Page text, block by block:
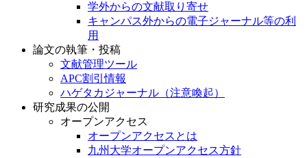
学外からの文献取り寄せ
キャンパス外からの電子ジャーナル等の利
用
論文の執筆・投稿
文献管理ツール
APC割引情報
ハゲタカジャーナル（注意喚起）
研究成果の公開
オープンアクセス
オープンアクセスとは
九州大学オープンアクセス方針